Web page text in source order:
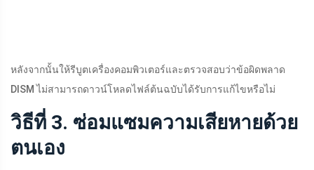
หลังจากนั้นให้รีบูตเครื่องคอมพิวเตอร์และตรวจสอบว่าข้อผิดพลาด
DISM ไม่สามารถดาวน์โหลดไฟล์ต้นฉบับได้รับการแก้ไขหรือไม่
วิธีที่ 3. ซ่อมแซมความเสียหายด้วย
ตนเอง